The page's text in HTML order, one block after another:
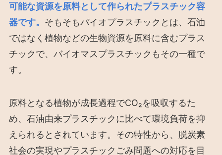
可能な資源を原料として作られたプラスチック容
器です。 そもそもバイオプラスチックとは、石油
ではなく植物などの生物資源を原料に含むプラス
チックで、バイオマスプラスチックもその一種で
す。
原料となる植物が成長過程でCO₂を吸収するた
め、石油由来プラスチックに比べて環境負荷を抑
えられるとされています。その特性から、脱炭素
社会の実現やプラスチックごみ問題への対応を目